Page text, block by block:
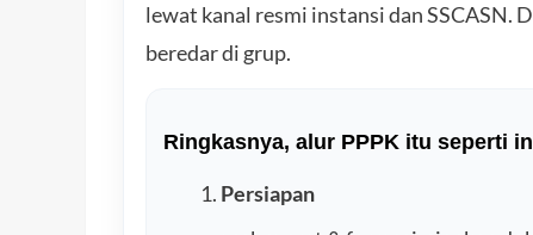
lewat kanal resmi instansi dan SSCASN.
beredar di grup.
Ringkasnya, alur PPPK itu seperti
Persiapan